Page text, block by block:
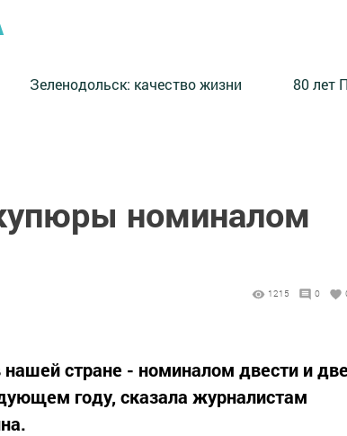
⁠Зеленодольск: качество жизни 80 лет
номиналом
1215 0
стране - номиналом двести и
году, сказала журналистам